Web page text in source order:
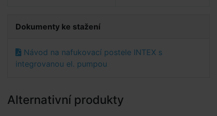
Dokumenty ke stažení
Návod na nafukovací postele INTEX s
integrovanou el. pumpou
Alternativní produkty